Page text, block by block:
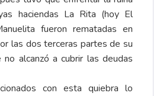
haciendas La Rita (hoy El
fueron rematadas en
las dos terceras partes de su
no alcanzó a cubrir las deudas
con esta quiebra lo